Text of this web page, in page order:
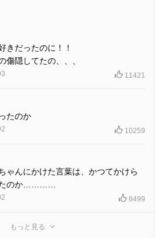
きだったのに！！
傷隠してたの、、、
11421
たのか
10259
ゃんにかけた言葉は、かつてかけら
たのか…………
8499
もっと見る